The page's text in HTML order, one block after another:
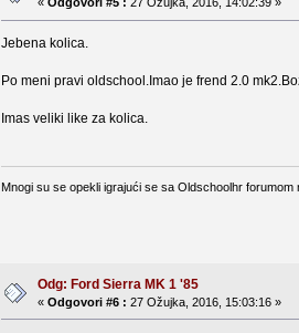
Jebena kolica.
Po meni pravi oldschool.Imao je frend 2.0
Imas veliki like za kolica.
Mnogi su se opekli igrajući se sa Oldschoolhr
Odg: Ford Sierra MK 1 '85
« Odgovori #6 : 27 Ožujka, 2016, 15:03:16 »